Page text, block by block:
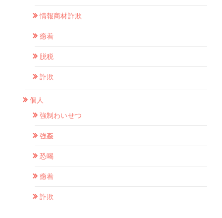
情報商材詐欺
癒着
脱税
詐欺
個人
強制わいせつ
強姦
恐喝
癒着
詐欺